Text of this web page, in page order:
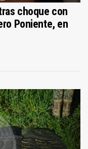
choque con
Poniente, en